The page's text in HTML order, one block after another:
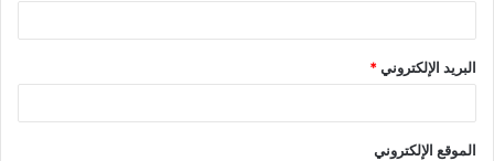
البريد الإلكتروني*
الموقع الإلكتروني